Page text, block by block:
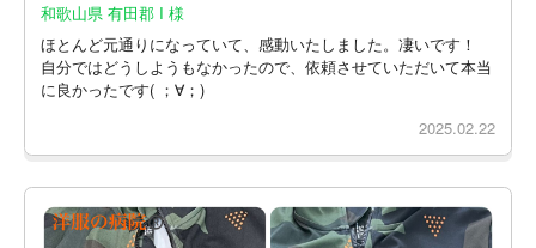
和歌山県 有田郡 I 様
ほとんど元通りになっていて、感動いたしました。凄いです！
自分ではどうしようもなかったので、依頼させていただいて本当
に良かったです( ；∀；)
2025.02.22